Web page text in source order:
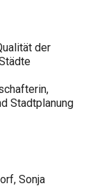
der
Stadtplanung
Sonja